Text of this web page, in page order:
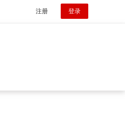
注册 登录